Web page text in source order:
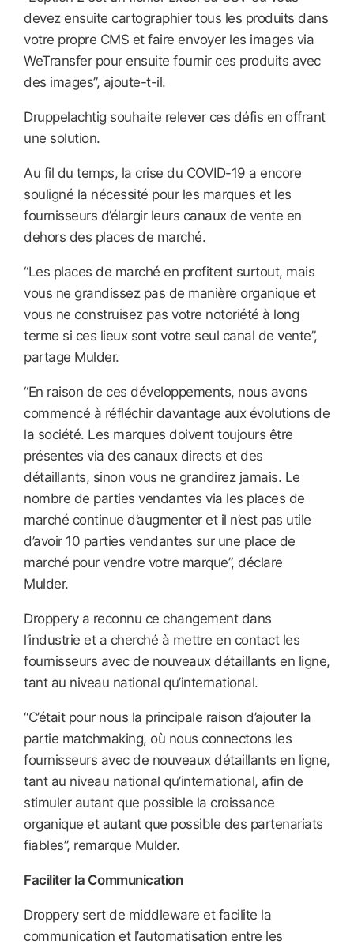
devez ensuite cartographier tous les produits dans
votre propre CMS et faire envoyer les images via
WeTransfer pour ensuite fournir ces produits avec
des images”, ajoute-t-il.
Druppelachtig souhaite relever ces défis en offrant
une solution.
Au fil du temps, la crise du COVID-19 a encore
souligné la nécessité pour les marques et les
fournisseurs d’élargir leurs canaux de vente en
dehors des places de marché.
“Les places de marché en profitent surtout, mais
vous ne grandissez pas de manière organique et
vous ne construisez pas votre notoriété à long
terme si ces lieux sont votre seul canal de vente”,
partage Mulder.
“En raison de ces développements, nous avons
commencé à réfléchir davantage aux évolutions de
la société. Les marques doivent toujours être
présentes via des canaux directs et des
détaillants, sinon vous ne grandirez jamais. Le
nombre de parties vendantes via les places de
marché continue d’augmenter et il n’est pas utile
d’avoir 10 parties vendantes sur une place de
marché pour vendre votre marque”, déclare
Mulder.
Droppery a reconnu ce changement dans
l’industrie et a cherché à mettre en contact les
fournisseurs avec de nouveaux détaillants en ligne,
tant au niveau national qu’international.
“C’était pour nous la principale raison d’ajouter la
partie matchmaking, où nous connectons les
fournisseurs avec de nouveaux détaillants en ligne,
tant au niveau national qu’international, afin de
stimuler autant que possible la croissance
organique et autant que possible des partenariats
fiables”, remarque Mulder.
Faciliter la Communication
Droppery sert de middleware et facilite la
communication et l’automatisation entre les